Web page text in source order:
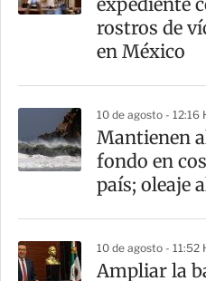
rostros de
en México
10 de agosto - 12:16
Mantienen
fondo en
país; oleaje
10 de agosto - 11:52
Ampliar la